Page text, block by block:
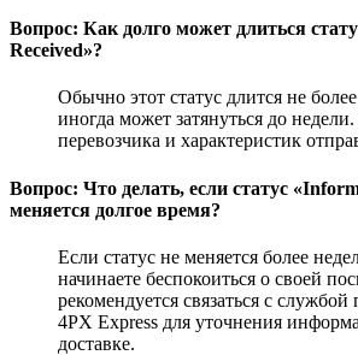
Вопрос: Как долго может длиться
Received»?
Обычно этот статус длится не
иногда может затянуться до
перевозчика и характеристик
Вопрос: Что делать, если статус
меняется долгое время?
Если статус не меняется более
начинаете беспокоиться о своей
рекомендуется связаться с
4PX Express для уточнения
доставке.